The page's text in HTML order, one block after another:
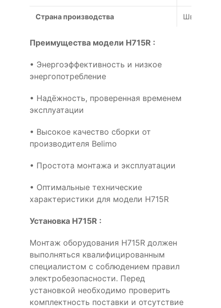
Страна производства
Преимущества модели H715R :
• Энергоэффективность и низкое
энергопотребление
• Надёжность, проверенная временем
эксплуатации
• Высокое качество сборки от
производителя Belimo
• Простота монтажа и эксплуатации
• Оптимальные технические
характеристики для модели H715R
Установка H715R :
Монтаж оборудования H715R должен
выполняться квалифицированным
специалистом с соблюдением правил
электробезопасности. Перед
установкой необходимо проверить
комплектность поставки и отсутствие